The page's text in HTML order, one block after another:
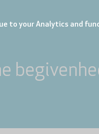
to your Analytics and